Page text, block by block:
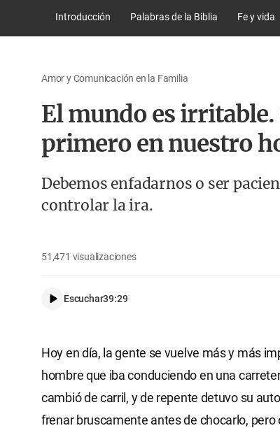
Introducción Palabras de la Biblia Fe y vida
Amor y Comunicación en la Familia
El mundo es
primero en nuestro
Debemos enfadarnos o ser
controlar la ira.
51,471 visualizaciones
Escuchar39:29
Hoy en día, la gente se vuelve más y más
hombre que iba conduciendo en una
cambió de carril, y de repente detuvo su
frenar bruscamente antes de chocarlo, pero